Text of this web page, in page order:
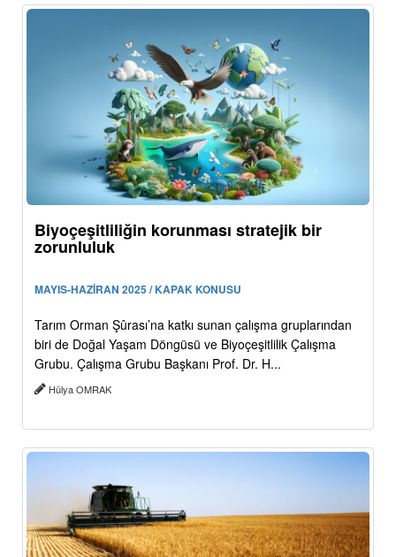
Biyoçeşitliliğin korunması stratejik bir
zorunluluk
MAYIS-HAZİRAN 2025 / KAPAK KONUSU
Tarım Orman Şûrası’na katkı sunan çalışma gruplarından
biri de Doğal Yaşam Döngüsü ve Biyoçeşitlilik Çalışma
Grubu. Çalışma Grubu Başkanı Prof. Dr. H...
Hülya OMRAK